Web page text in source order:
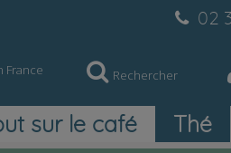
02
France Rechercher
sur le café Thé